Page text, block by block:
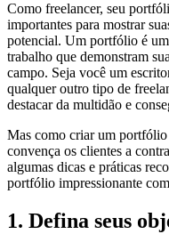
Como freelancer, seu
importantes para mostrar
potencial. Um portfólio é
trabalho que demonstram
campo. Seja você um
qualquer outro tipo de
destacar da multidão e
Mas como criar um portfólio
convença os clientes a
algumas dicas e práticas
portfólio impressionante
1. Defina seus